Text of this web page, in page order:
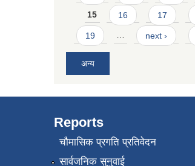
15 16 17
19 … next ›
अन्य
Reports
चौमासिक प्रगति प्रतिवेदन
सार्वजनिक सुनुवाई